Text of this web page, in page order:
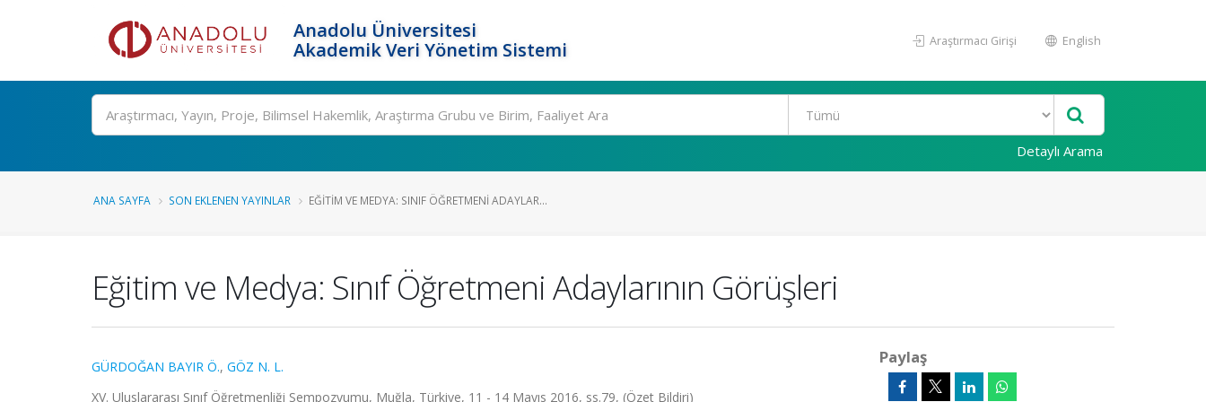
Anadolu Üniversitesi
Akademik Veri Yönetim Sistemi
Araştırmacı Girişi English
Ara
Detaylı Arama
ANA SAYFA SON EKLENEN YAYINLAR EĞITIM VE MEDYA: SINIF ÖĞRETMENI ADAYLAR...
Eğitim ve Medya: Sınıf Öğretmeni Adaylarının Görüşleri
GÜRDOĞAN BAYIR Ö., GÖZ N. L.
XV. Uluslararası Sınıf Öğretmenliği Sempozyumu, Muğla, Türkiye, 11 - 14 Mayıs 2016, ss.79, (Özet Bildiri)
Paylaş